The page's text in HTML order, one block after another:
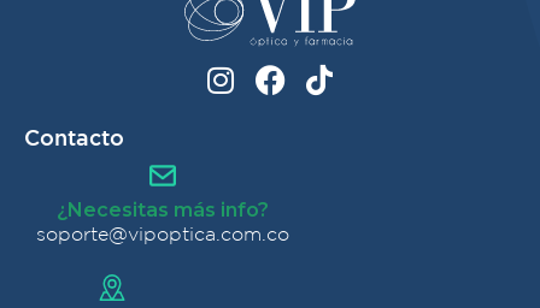
Contacto
¿Necesitas más info?
soporte@vipoptica.com.co